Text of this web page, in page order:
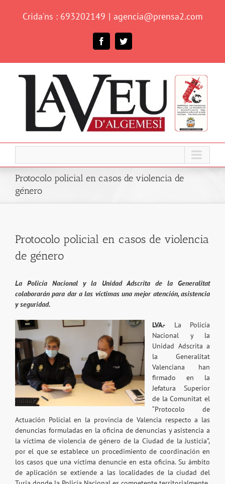
Crida'ns : 693202149 | agencia@prensa2.com
FacebookTwitter
Protocolo policial en casos de violencia de
género
Protocolo policial en casos de violencia
de género
La Policía Nacional y la Unidad Adscrita de la Generalitat
colaborarán para dar a las víctimas una mejor atención, asistencia
y seguridad.
LVA.- La Policía
Nacional y la
Unidad Adscrita a
la Generalitat
Valenciana han
firmado en la
Jefatura Superior
de la Comunitat el
“Protocolo de
Actuación Policial en la provincia de Valencia respecto a las
denuncias formuladas en la oficina de denuncias y asistencia a
la víctima de violencia de género de la Ciudad de la Justicia”,
por el que se establece un procedimiento de coordinación en
los casos que una víctima denuncie en esta oficina. Su ámbito
de aplicación se extiende a las localidades de la ciudad del